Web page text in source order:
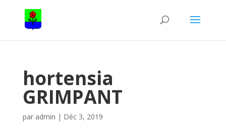
hortensia
GRIMPANT
par admin | Déc 3, 2019